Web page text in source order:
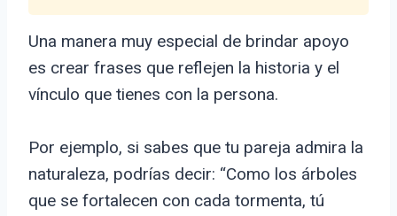
Una manera muy especial de brindar apoyo
es crear frases que reflejen la historia y el
vínculo que tienes con la persona.
Por ejemplo, si sabes que tu pareja admira la
naturaleza, podrías decir: “Como los árboles
que se fortalecen con cada tormenta, tú